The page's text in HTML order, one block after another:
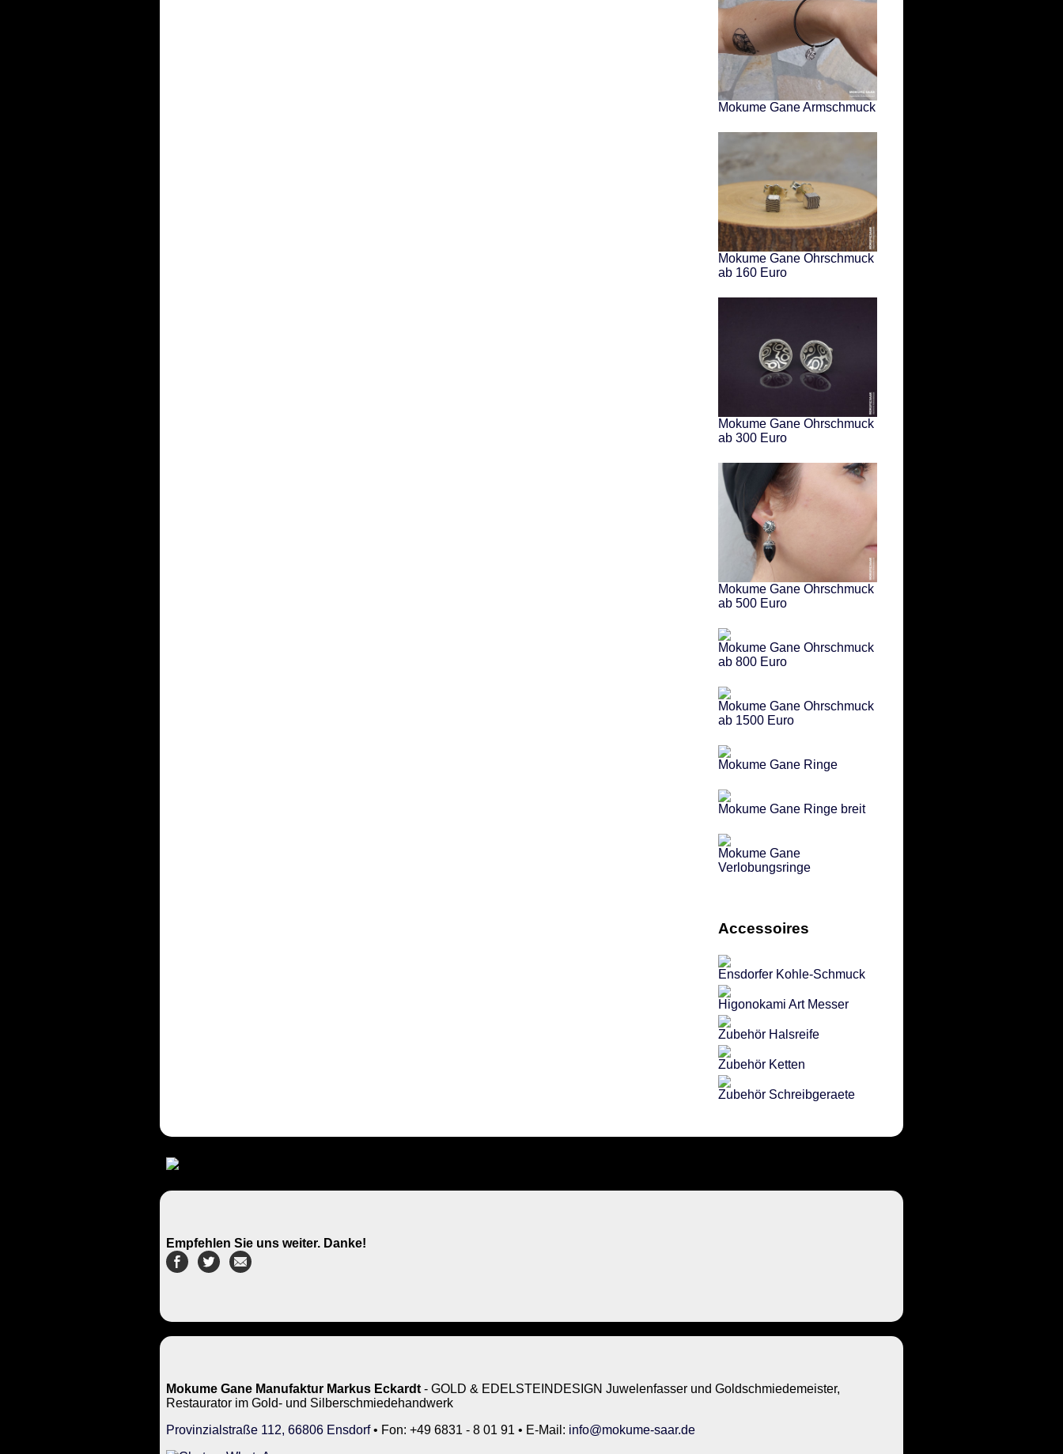
Mokume Gane Armschmuck
Mokume Gane Ohrschmuck
ab 160 Euro
Mokume Gane Ohrschmuck
ab 300 Euro
Mokume Gane Ohrschmuck
ab 500 Euro
Mokume Gane Ohrschmuck
ab 800 Euro
Mokume Gane Ohrschmuck
ab 1500 Euro
Mokume Gane Ringe
Mokume Gane Ringe breit
Mokume Gane
Verlobungsringe
Accessoires
Ensdorfer Kohle-Schmuck
Higonokami Art Messer
Zubehör Halsreife
Zubehör Ketten
Zubehör Schreibgeraete
Empfehlen Sie uns weiter. Danke!
Mokume Gane Manufaktur Markus Eckardt - GOLD & EDELSTEINDESIGN Juwelenfasser und Goldschmiedemeister,
Restaurator im Gold- und Silberschmiedehandwerk
Provinzialstraße 112, 66806 Ensdorf• Fon: +49 6831 - 8 01 91 • E-Mail: info@mokume-saar.de